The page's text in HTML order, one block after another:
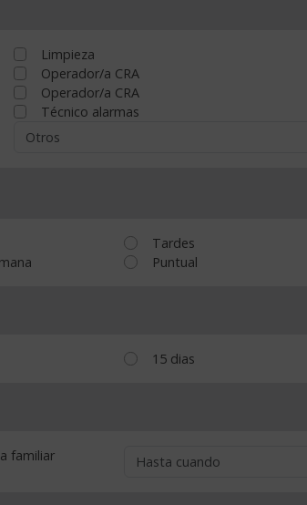
Limpieza
Operador/a CRA
Operador/a CRA
Técnico alarmas
Tardes
Puntual
15 dias
familiar